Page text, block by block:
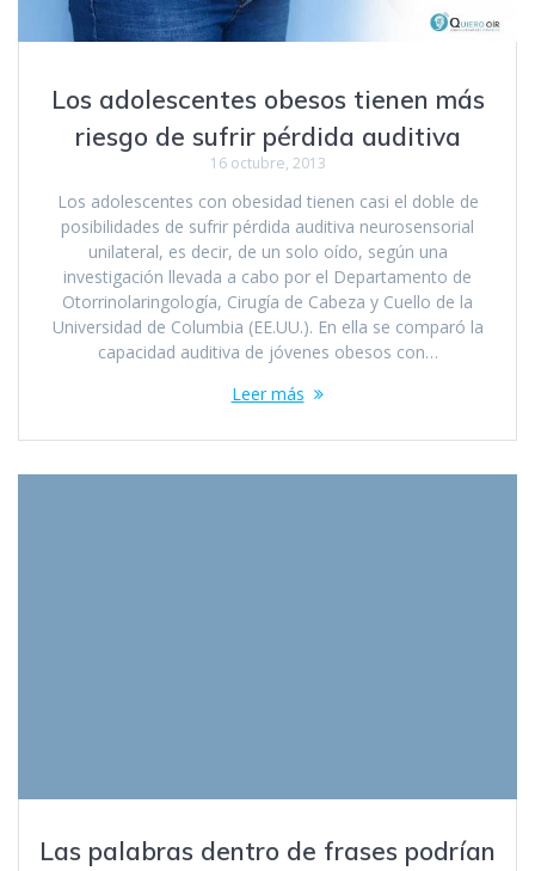
Los adolescentes obesos tienen más
riesgo de sufrir pérdida auditiva
16 octubre, 2013
Los adolescentes con obesidad tienen casi el doble de
posibilidades de sufrir pérdida auditiva neurosensorial
unilateral, es decir, de un solo oído, según una
investigación llevada a cabo por el Departamento de
Otorrinolaringología, Cirugía de Cabeza y Cuello de la
Universidad de Columbia (EE.UU.). En ella se comparó la
capacidad auditiva de jóvenes obesos con…
Leer más
Las palabras dentro de frases podrían